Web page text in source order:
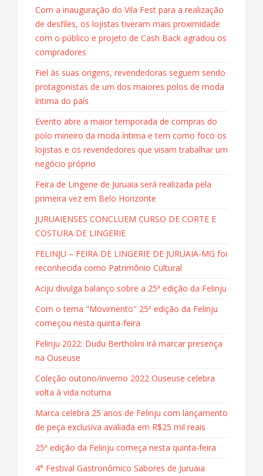
Com a inauguração do Vila Fest para a realização
de desfiles, os lojistas tiveram mais proximidade
com o público e projeto de Cash Back agradou os
compradores
Fiel às suas origens, revendedoras seguem sendo
protagonistas de um dos maiores polos de moda
íntima do país
Evento abre a maior temporada de compras do
polo mineiro da moda íntima e tem como foco os
lojistas e os revendedores que visam trabalhar um
negócio próprio
Feira de Lingerie de Juruaia será realizada pela
primeira vez em Belo Horizonte
JURUAIENSES CONCLUEM CURSO DE CORTE E
COSTURA DE LINGERIE
FELINJU – FEIRA DE LINGERIE DE JURUAIA-MG foi
reconhecida como Patrimônio Cultural
Aciju divulga balanço sobre a 25ª edição da Felinju
Com o tema "Movimento" 25ª edição da Felinju
começou nesta quinta-feira
Felinju 2022: Dudu Bertholini irá marcar presença
na Ouseuse
Coleção outono/inverno 2022 Ouseuse celebra
volta à vida noturna
Marca celebra 25 anos de Felinju com lançamento
de peça exclusiva avaliada em R$25 mil reais
25ª edição da Felinju começa nesta quinta-feira
4° Festival Gastronômico Sabores de Juruaia